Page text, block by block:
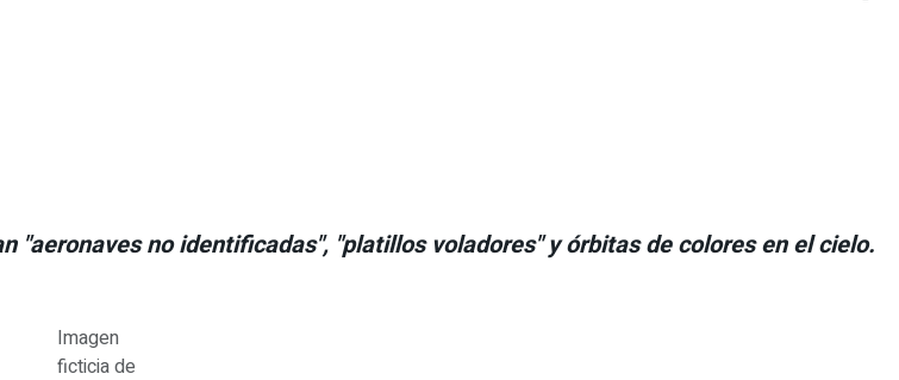
no identificadas", "platillos voladores" y órbitas de colores en el cielo.
Imagen
ficticia de